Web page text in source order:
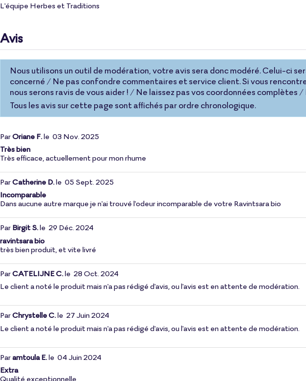
L'équipe Herbes et Traditions
Avis
Nous utilisons un outil de modération, votre avis sera donc modéré. Celui-ci
concerné / Ne pas confondre commentaires et service client. Si vous
nous serons ravis de vous aider ! / Ne laissez pas vos coordonnées
Tous les avis sur cette page sont affichés par ordre chronologique.
ParOriane F.le 03 Nov. 2025
Très bien
Très efficace, actuellement pour mon rhume
ParCatherine D.le 05 Sept. 2025
Incomparable
Dans aucune autre marque je n'ai trouvé l'odeur incomparable de votre Ravintsara bio
Par Birgit S.le 29 Déc. 2024
ravintsara bio
très bien produit, et vite livré
ParCATELIJNE C.le 28 Oct. 2024
Le client a noté le produit mais n'a pas rédigé d'avis, ou l'avis est en attente de modération.
ParChrystelle C.le 27 Juin 2024
Le client a noté le produit mais n'a pas rédigé d'avis, ou l'avis est en attente de modération.
Paramtoula E.le 04 Juin 2024
Extra
Qualité exceptionnelle